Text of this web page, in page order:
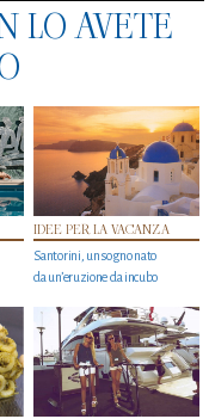
LO AVETE
IDEE PER LA VACANZA
Santorini, un sogno nato
da un’eruzione da incubo